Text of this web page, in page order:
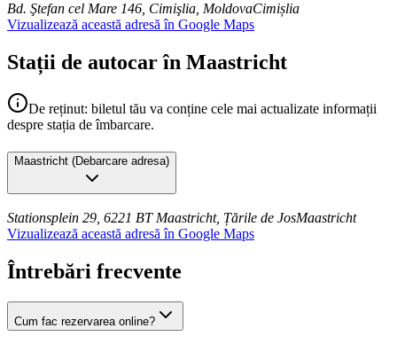
Bd. Ştefan cel Mare 146, Cimişlia, MoldovaCimișlia
Vizualizează această adresă în Google Maps
Stații de autocar în Maastricht
De reținut: biletul tău va conține cele mai actualizate informații
despre stația de îmbarcare.
Maastricht (Debarcare adresa)
Stationsplein 29, 6221 BT Maastricht, Țările de JosMaastricht
Vizualizează această adresă în Google Maps
Întrebări frecvente
Cum fac rezervarea online?